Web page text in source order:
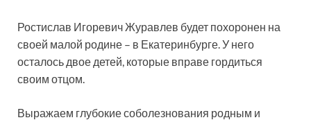
Ростислав Игоревич Журавлев будет похоронен на
своей малой родине – в Екатеринбурге. У него
осталось двое детей, которые вправе гордиться
своим отцом.
Выражаем глубокие соболезнования родным и